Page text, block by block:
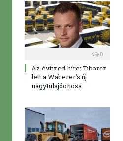
0
Az évtized híre: Tiborcz
lett a Waberer’s új
nagytulajdonosa